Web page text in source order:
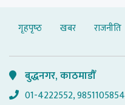
गृहपृष्‍ठ खबर राजनीति
बुद्धनगर, काठमाडौँ
01-4222552, 9851105854